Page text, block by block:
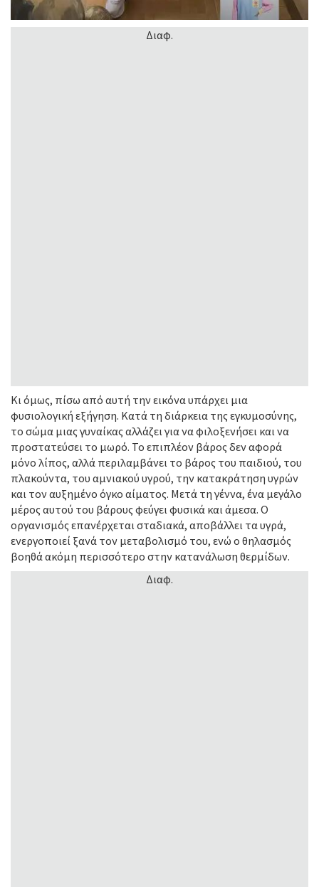
Διαφ.
Κι όμως, πίσω από αυτή την εικόνα υπάρχει μια
φυσιολογική εξήγηση. Κατά τη διάρκεια της εγκυμοσύνης,
το σώμα μιας γυναίκας αλλάζει για να φιλοξενήσει και να
προστατεύσει το μωρό. Το επιπλέον βάρος δεν αφορά
μόνο λίπος, αλλά περιλαμβάνει το βάρος του παιδιού, του
πλακούντα, του αμνιακού υγρού, την κατακράτηση υγρών
και τον αυξημένο όγκο αίματος. Μετά τη γέννα, ένα μεγάλο
μέρος αυτού του βάρους φεύγει φυσικά και άμεσα. Ο
οργανισμός επανέρχεται σταδιακά, αποβάλλει τα υγρά,
ενεργοποιεί ξανά τον μεταβολισμό του, ενώ ο θηλασμός
βοηθά ακόμη περισσότερο στην κατανάλωση θερμίδων.
Διαφ.